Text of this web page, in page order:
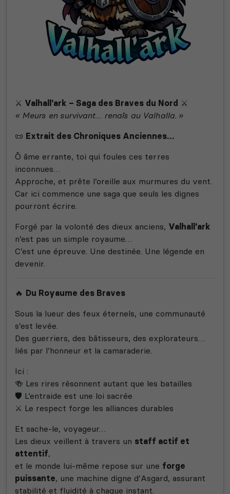
⚔️ Valhall'ark – Saga des Braves du Nord ⚔️
« Meurs en survivant… renaîs au Valhalla. »
📜 Extrait des Chroniques Anciennes…
Ô âme errante, toi qui foules ces terres
inconnues…
Approche, et prête l’oreille aux murmures du vent.
Car ici commence une saga que seuls les dignes
pourront écrire.
Forgé par la volonté des dieux anciens, Valhall'ark
n’est pas un simple royaume…
C’est une épreuve. Une destinée. Une légende en
devenir.
🔥 Du Royaume des Braves
Sous la lueur des feux éternels, une communauté
s’est levée.
Des guerriers, des bâtisseurs, des explorateurs…
liés par l’honneur et la camaraderie.
Ici :
🍻 Les rires résonnent autant que les batailles
🛡️ L’entraide est une loi sacrée
⚔️ Le respect forge les alliances durables
Et sache-le, voyageur…
Les dieux veillent à travers un staff actif et
attentif,
et le monde lui-même repose sur une forge
puissante, une machine digne d’Asgard, assurant
stabilité et fluidité à chaque instant.